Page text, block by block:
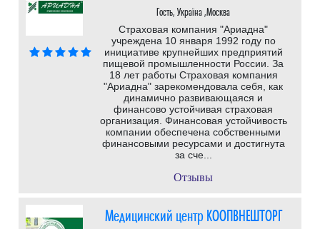
Гость, Україна ,Москва
Страховая компания "Ариадна"
учреждена 10 января 1992 году по
инициативе крупнейших предприятий
пищевой промышленности России. За
18 лет работы Страховая компания
"Ариадна" зарекомендовала себя, как
динамично развивающаяся и
финансово устойчивая страховая
организация. Финансовая устойчивость
компании обеспечена собственными
финансовыми ресурсами и достигнута
за сче...
Отзывы
Медицинский центр КООПВНЕШТОРГ